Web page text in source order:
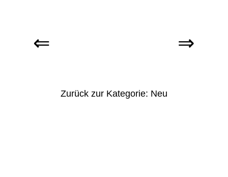
Zurück zur Kategorie: Neu